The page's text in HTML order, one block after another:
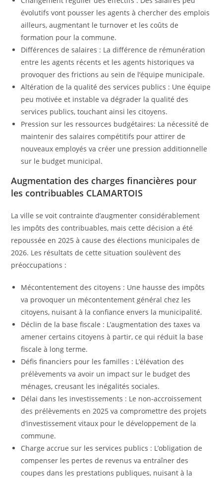
évolutifs vont pousser les agents à chercher des emplois
ailleurs, augmentant le turnover et les coûts de
formation pour la commune.
Différences de salaires : La différence de rémunération
entre les agents récents et les agents historiques va
provoquer des frictions au sein de l’équipe municipale.
Altération de la qualité des services publics : Une équipe
peu motivée et instable va dégrader la qualité des
services publics, touchant ainsi les citoyens.
Pression sur les ressources budgétaires: La nécessité de
maintenir des salaires compétitifs pour attirer de
nouveaux employés va créer une pression additionnelle
sur le budget municipal.
Augmentation des charges financières pour
les contribuables CLAMARTOIS
La ville se voit contrainte d’augmenter considérablement
les impôts des contribuables, mais cette décision a été
repoussée en 2025 à cause des élections municipales de
2026. Les résultats de cette situation soulèvent des
préoccupations :
Mécontentement des citoyens : Une hausse des impôts
va provoquer un mécontentement général chez les
citoyens, nuisant à la confiance envers la municipalité.
Déclin de la base fiscale : L’augmentation des taxes va
amener certains citoyens à partir, ce qui réduit la base
fiscale à long terme.
Défis financiers pour les familles : L’élévation des
prélèvements va avoir un impact sur le budget des
ménages, creusant les inégalités sociales.
Délai dans les investissements : Le non-accroissement
des prélèvements en 2025 va compromettre des projets
d’investissement vitaux pour le développement de la
commune.
Charge accrue sur les services publics : L’obligation de
compenser les pertes de revenus va entraîner des
coupes dans les prestations publiques, nuisant à la